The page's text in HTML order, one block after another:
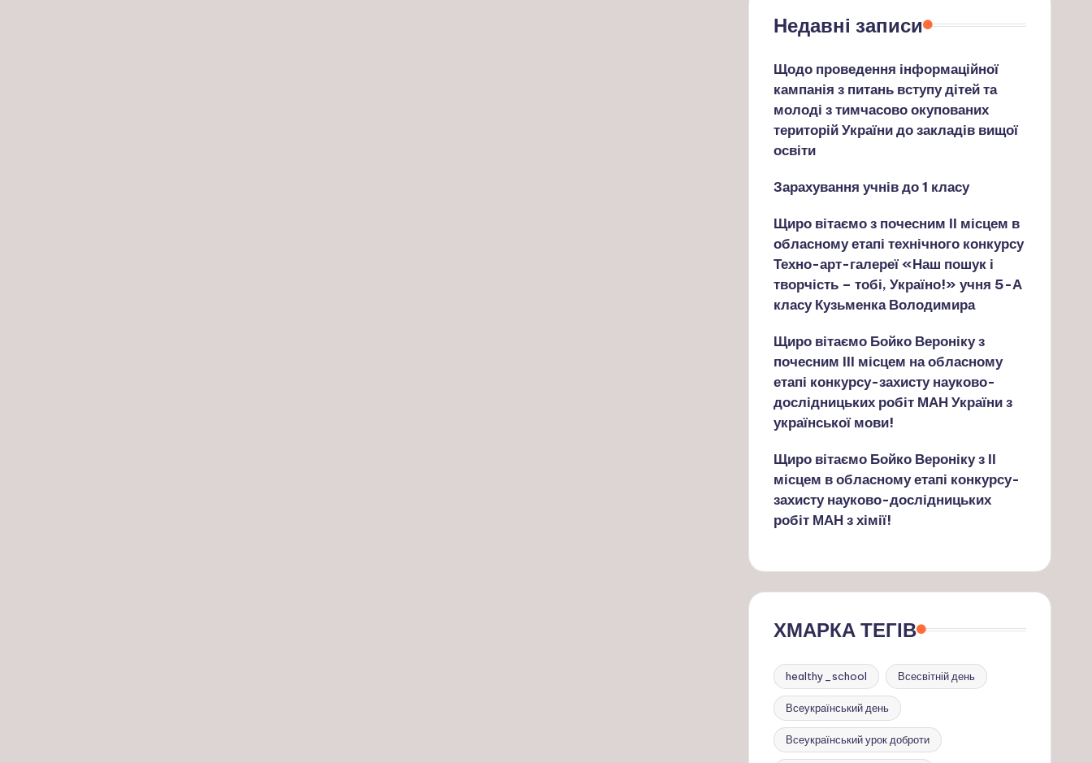
Недавні записи
Щодо проведення інформаційної
кампанія з питань вступу дітей та
молоді з тимчасово окупованих
територій України до закладів вищої
освіти
Зарахування учнів до 1 класу
Щиро вітаємо з почесним ІІ місцем в
обласному етапі технічного конкурсу
Техно-арт-галереї «Наш пошук і
творчість – тобі, Україно!» учня 5-А
класу Кузьменка Володимира
Щиро вітаємо Бойко Вероніку з
почесним ІІІ місцем на обласному
етапі конкурсу-захисту науково-
дослідницьких робіт МАН України з
української мови!
Щиро вітаємо Бойко Вероніку з ІІ
місцем в обласному етапі конкурсу-
захисту науково-дослідницьких
робіт МАН з хімії!
ХМАРКА ТЕГІВ
healthy_school Всесвітній день
Всеукраїнський день
Всеукраїнський урок доброти